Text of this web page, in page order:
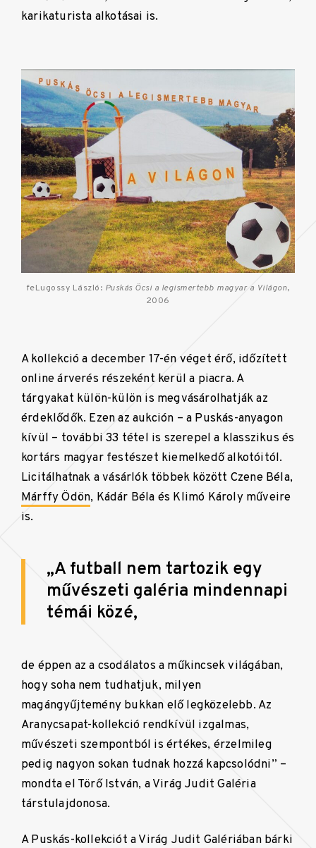
karikaturista alkotásai is.
feLugossy László: Puskás Öcsi a legismertebb magyar a Világon,
2006
A kollekció a december 17-én véget érő, időzített
online árverés részeként kerül a piacra. A
tárgyakat külön-külön is megvásárolhatják az
érdeklődők. Ezen az aukción – a Puskás-anyagon
kívül – további 33 tétel is szerepel a klasszikus és
kortárs magyar festészet kiemelkedő alkotóitól.
Licitálhatnak a vásárlók többek között Czene Béla,
Márffy Ödön, Kádár Béla és Klimó Károly műveire
is.
„A futball nem tartozik egy
művészeti galéria mindennapi
témái közé,
de éppen az a csodálatos a műkincsek világában,
hogy soha nem tudhatjuk, milyen
magángyűjtemény bukkan elő legközelebb. Az
Aranycsapat-kollekció rendkívül izgalmas,
művészeti szempontból is értékes, érzelmileg
pedig nagyon sokan tudnak hozzá kapcsolódni” –
mondta el Törő István, a Virág Judit Galéria
társtulajdonosa.
A Puskás-kollekciót a Virág Judit Galériában bárki